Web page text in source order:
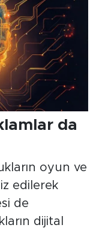
da
oyun ve
edilerek
de
dijital